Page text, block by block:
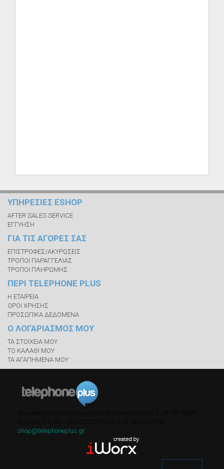
ΥΠΗΡΕΣΙΕΣ ESHOP
AFTER SALES SERVICE
ΕΓΓΥΗΣΗ
ΓΙΑ ΤΙΣ ΑΓΟΡΕΣ ΣΑΣ
ΕΠΙΣΤΡΟΦΕΣ/ΑΚΥΡΩΣΕΙΣ
ΤΡΟΠΟΙ ΠΑΡΑΓΓΕΛΙΑΣ
ΤΡΟΠΟΙ ΠΛΗΡΩΜΗΣ
ΠΕΡΙ TELEPHONE PLUS
Η ΕΤΑΙΡΕΙΑ
ΟΡΟΙ ΧΡΗΣΗΣ
ΠΡΟΣΩΠΙΚΑ ΔΕΔΟΜΕΝΑ
Ο ΛΟΓΑΡΙΑΣΜΟΣ ΜΟΥ
ΤΑ ΣΤΟΙΧΕΙΑ ΜΟΥ
ΤΟ ΚΑΛΑΘΙ ΜΟΥ
ΤΑ ΑΓΑΠΗΜΕΝΑ ΜΟΥ
shop@telephoneplus.gr